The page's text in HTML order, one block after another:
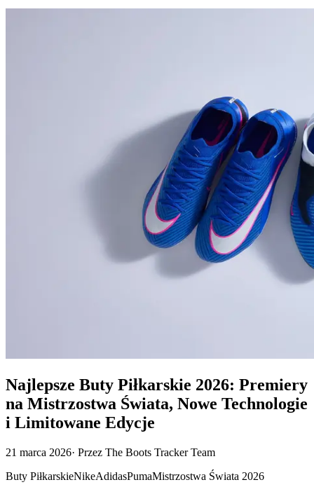
Najlepsze Buty Piłkarskie 2026: Premiery
na Mistrzostwa Świata, Nowe Technologie
i Limitowane Edycje
21 marca 2026· Przez The Boots Tracker Team
Buty PiłkarskieNikeAdidasPumaMistrzostwa Świata 2026